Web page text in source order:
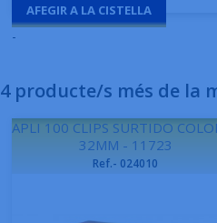
AFEGIR A LA CISTELLA
-
4 producte/s més de la
APLI 100 CLIPS SURTIDO
32MM - 11723
Ref.- 024010